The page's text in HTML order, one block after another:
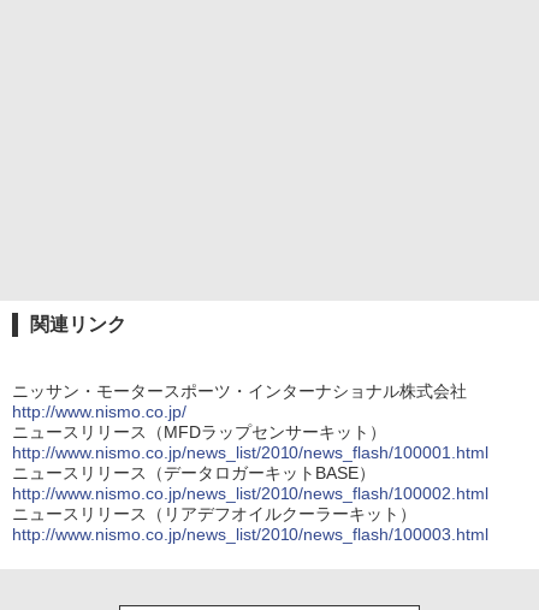
関連リンク
ニッサン・モータースポーツ・インターナショナル株式会社
http://www.nismo.co.jp/
ニュースリリース（MFDラップセンサーキット）
http://www.nismo.co.jp/news_list/2010/news_flash/100001.html
ニュースリリース（データロガーキットBASE）
http://www.nismo.co.jp/news_list/2010/news_flash/100002.html
ニュースリリース（リアデフオイルクーラーキット）
http://www.nismo.co.jp/news_list/2010/news_flash/100003.html